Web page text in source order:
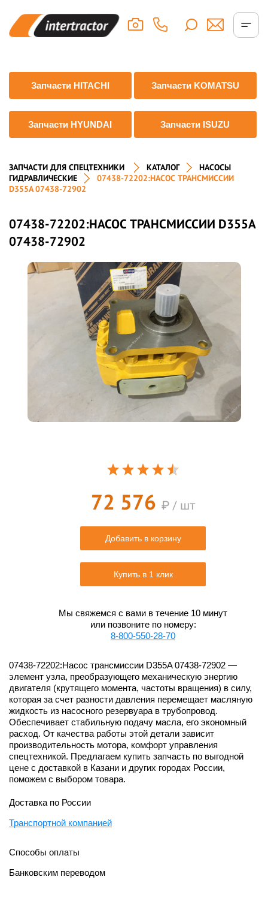
Запчасти HITACHI Запчасти KOMATSU
Запчасти HYUNDAI Запчасти ISUZU
ЗАПЧАСТИ ДЛЯ СПЕЦТЕХНИКИ КАТАЛОГ
НАСОСЫ
ГИДРАВЛИЧЕСКИЕ
07438-72202:НАСОС ТРАНСМИССИИ
D355A 07438-72902
07438-72202:НАСОС ТРАНСМИССИИ D355A
07438-72902
72 576 ₽ / шт
Добавить в корзину
Купить в 1 клик
Мы свяжемся с вами в течение 10 минут
или позвоните по номеру:
8-800-550-28-70
07438-72202:Насос трансмиссии D355A 07438-72902 —
элемент узла, преобразующего механическую энергию
двигателя (крутящего момента, частоты вращения) в силу,
которая за счет разности давления перемещает масляную
жидкость из насосного резервуара в трубопровод.
Обеспечивает стабильную подачу масла, его экономный
расход. От качества работы этой детали зависит
производительность мотора, комфорт управления
спецтехникой. Предлагаем купить запчасть по выгодной
цене с доставкой в Казани и других городах России,
поможем с выбором товара.
Доставка по России
Транспортной компанией
Способы оплаты
Банковским переводом